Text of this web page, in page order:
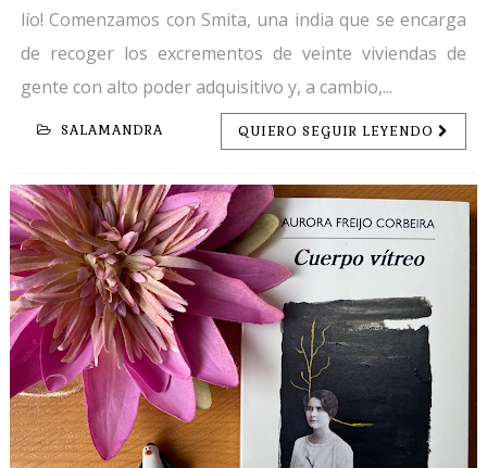
lío! Comenzamos con Smita, una india que se encarga
de recoger los excrementos de veinte viviendas de
gente con alto poder adquisitivo y, a cambio,...
SALAMANDRA QUIERO SEGUIR LEYENDO